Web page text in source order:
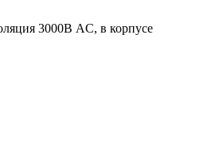
3000В AC, в корпусе